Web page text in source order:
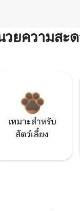
วยความส
เหมาะสำหรับ
สัตว์เลี้ยง